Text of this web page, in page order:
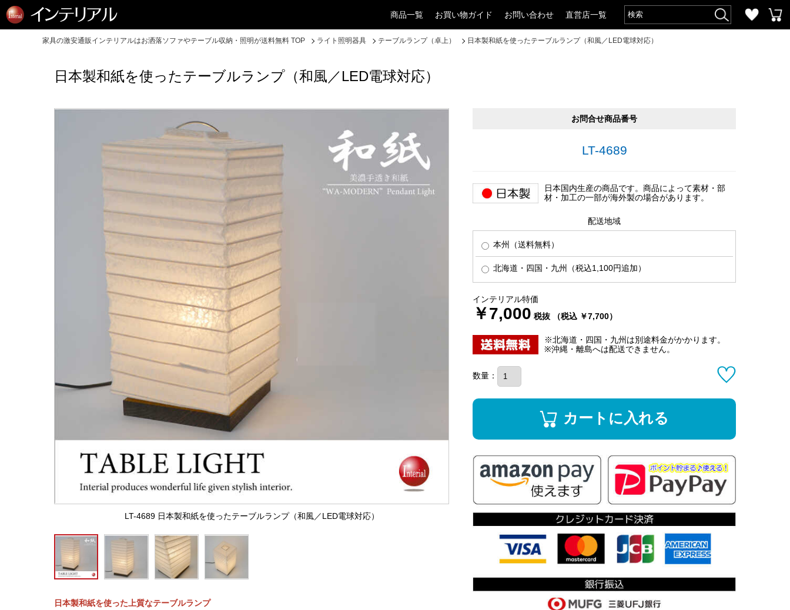
商品一覧 お買い物ガイド お問い合わせ 直営店一覧
家具の激安通販インテリアルはお洒落ソファやテーブル収納・照明が送料無料 TOP ライト照明器具 テーブルランプ（卓上） 日本製和紙を使ったテーブルランプ（和風／LED電球対応）
日本製和紙を使ったテーブルランプ（和風／LED電球対応）
LT-4689 日本製和紙を使ったテーブルランプ（和風／LED電球対応）
日本製和紙を使った上質なテーブルランプ
お問合せ商品番号
LT-4689
日本国内生産の商品です。商品によって素材・部
材・加工の一部が海外製の場合があります。
配送地域
本州（送料無料）
北海道・四国・九州（税込1,100円追加）
インテリアル特価
￥7,000 税抜 （税込 ￥7,700）
※北海道・四国・九州は別途料金がかかります。
※沖縄・離島へは配送できません。
数量：
カートに入れる